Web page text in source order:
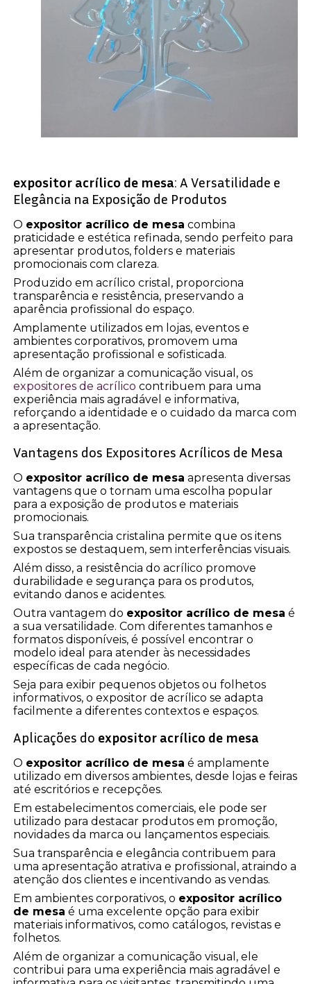
expositor acrílico de mesa: A Versatilidade e
Elegância na Exposição de Produtos
O expositor acrílico de mesa combina
praticidade e estética refinada, sendo perfeito para
apresentar produtos, folders e materiais
promocionais com clareza.
Produzido em acrílico cristal, proporciona
transparência e resistência, preservando a
aparência profissional do espaço.
Amplamente utilizados em lojas, eventos e
ambientes corporativos, promovem uma
apresentação profissional e sofisticada.
Além de organizar a comunicação visual, os
expositores de acrílico contribuem para uma
experiência mais agradável e informativa,
reforçando a identidade e o cuidado da marca com
a apresentação.
Vantagens dos Expositores Acrílicos de Mesa
O expositor acrílico de mesa apresenta diversas
vantagens que o tornam uma escolha popular
para a exposição de produtos e materiais
promocionais.
Sua transparência cristalina permite que os itens
expostos se destaquem, sem interferências visuais.
Além disso, a resistência do acrílico promove
durabilidade e segurança para os produtos,
evitando danos e acidentes.
Outra vantagem do expositor acrílico de mesa é
a sua versatilidade. Com diferentes tamanhos e
formatos disponíveis, é possível encontrar o
modelo ideal para atender às necessidades
específicas de cada negócio.
Seja para exibir pequenos objetos ou folhetos
informativos, o expositor de acrílico se adapta
facilmente a diferentes contextos e espaços.
Aplicações do expositor acrílico de mesa
O expositor acrílico de mesa é amplamente
utilizado em diversos ambientes, desde lojas e feiras
até escritórios e recepções.
Em estabelecimentos comerciais, ele pode ser
utilizado para destacar produtos em promoção,
novidades da marca ou lançamentos especiais.
Sua transparência e elegância contribuem para
uma apresentação atrativa e profissional, atraindo a
atenção dos clientes e incentivando as vendas.
Em ambientes corporativos, o expositor acrílico
de mesa é uma excelente opção para exibir
materiais informativos, como catálogos, revistas e
folhetos.
Além de organizar a comunicação visual, ele
contribui para uma experiência mais agradável e